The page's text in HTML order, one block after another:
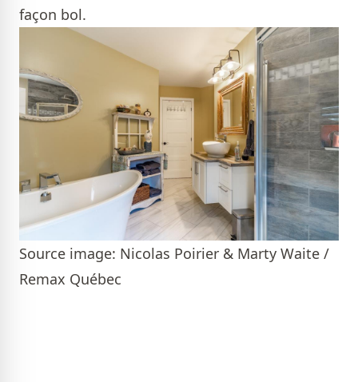
façon bol.
Source image: Nicolas Poirier & Marty Waite /
Remax Québec